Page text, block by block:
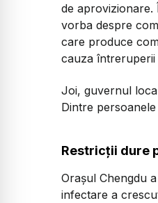
de
vorba despre
care produce
cauza întreruperii
Joi, guvernul
Dintre
Restricții dure
Orașul Chengdu
infectare a